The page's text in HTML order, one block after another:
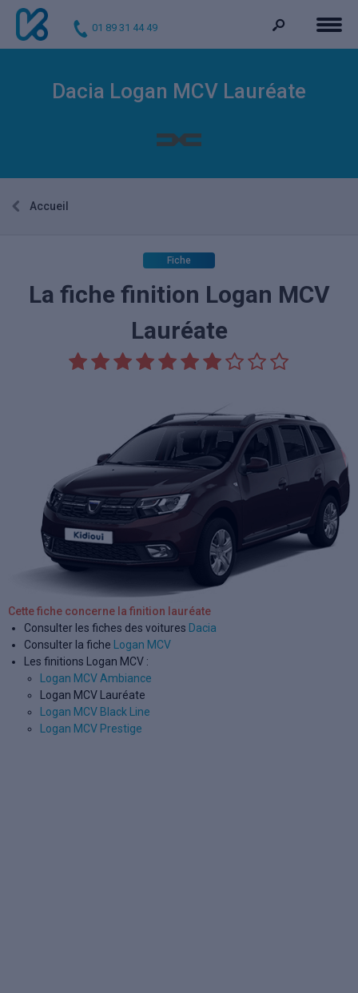
01 89 31 44 49
Dacia Logan MCV Lauréate
Accueil
Fiche
La fiche finition Logan MCV
Lauréate
Cette fiche concerne la finition lauréate
Consulter les fiches des voitures Dacia
Consulter la fiche
Logan MCV
Les finitions Logan MCV :
Logan MCV Ambiance
Logan MCV Lauréate
Logan MCV Black Line
Logan MCV Prestige